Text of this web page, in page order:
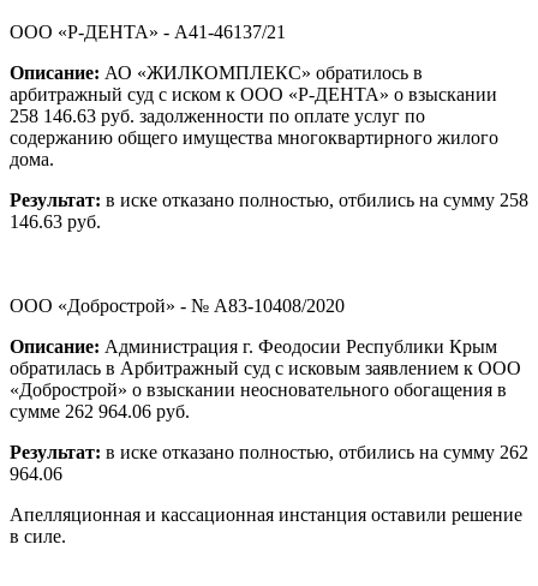
ООО «Р-ДЕНТА» - А41-46137/21
Описание: АО «ЖИЛКОМПЛЕКС» обратилось в
арбитражный суд с иском к ООО «Р-ДЕНТА» о взыскании
258 146.63 руб. задолженности по оплате услуг по
содержанию общего имущества многоквартирного жилого
дома.
Результат: в иске отказано полностью, отбились на сумму 258
146.63 руб.
ООО «Добрострой» - № А83-10408/2020
Описание: Администрация г. Феодосии Республики Крым
обратилась в Арбитражный суд с исковым заявлением к ООО
«Добрострой» о взыскании неосновательного обогащения в
сумме 262 964.06 руб.
Результат: в иске отказано полностью, отбились на сумму 262
964.06
Апелляционная и кассационная инстанция оставили решение
в силе.